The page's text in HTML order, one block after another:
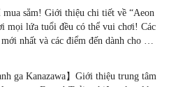
mua sắm! Giới thiệu chi tiết về “Aeon
mọi lứa tuổi đều có thể vui chơi! Các
nhất và các điểm đến dành cho gia
ga Kanazawa】Giới thiệu trung tâm